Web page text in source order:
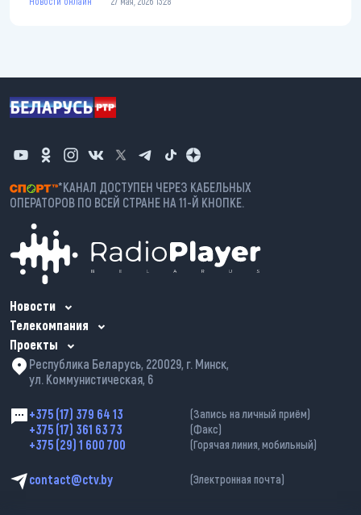
*КАНАЛ ДОСТУПЕН ЧЕРЕЗ КАБЕЛЬНЫХ
ОПЕРАТОРОВ ПО ВСЕЙ СТРАНЕ НА 11-Й КНОПКЕ.
Новости
Телекомпания
Проекты
Республика Беларусь, 220029, г. Минск,
ул. Коммунистическая, 6
+375 (17) 379 64 13 (Запись на личный приём)
+375 (17) 361 63 73 (Факс)
+375 (29) 1 600 700 (Горячая линия, мобильный)
contact@ctv.by (Электронная почта)